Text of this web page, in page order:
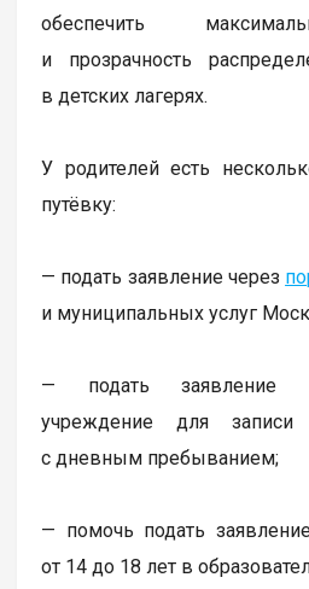
обеспечить
и прозрачность
в детских лагерях.
У родителей есть
путёвку:
— подать заявление через
и муниципальных услуг
— подать заявление в
учреждение для
с дневным пребыванием;
— помочь подать
от 14 до 18 лет в